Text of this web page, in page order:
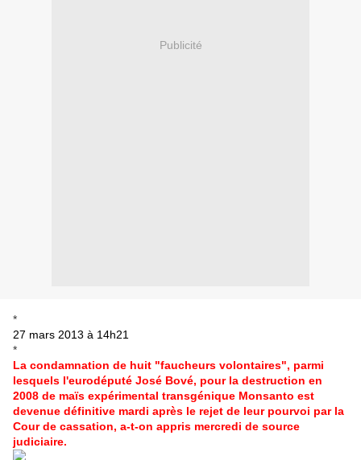
Publicité
*
27 mars 2013 à 14h21
*
La condamnation de huit "faucheurs volontaires", parmi
lesquels l'eurodéputé José Bové, pour la destruction en
2008 de maïs expérimental transgénique Monsanto est
devenue définitive mardi après le rejet de leur pourvoi par la
Cour de cassation, a-t-on appris mercredi de source
judiciaire.